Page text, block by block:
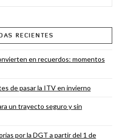
RECIENTES
en recuerdos: momentos
de pasar la ITV en invierno
un trayecto seguro y sin
por la DGT a partir del 1 de